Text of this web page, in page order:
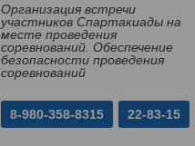
Организация встречи
участников Спартакиады на
месте проведения
соревнований. Обеспечение
безопасности проведения
соревнований
8-980-358-8315 22-83-15